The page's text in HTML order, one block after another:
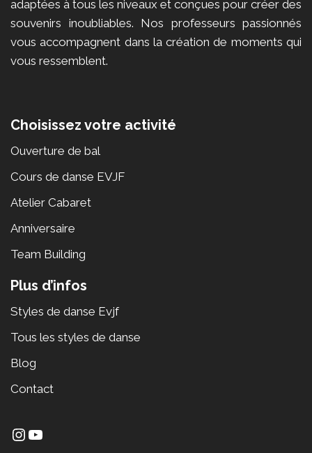
adaptées à tous les niveaux et conçues pour créer des
souvenirs inoubliables. Nos professeurs passionnés
vous accompagnent dans la création de moments qui
vous ressemblent.
Choisissez votre activité
Ouverture de bal
Cours de danse EVJF
Atelier Cabaret
Anniversaire
Team Building
Plus d’infos
Styles de danse Evjf
Tous les styles de danse
Blog
Contact